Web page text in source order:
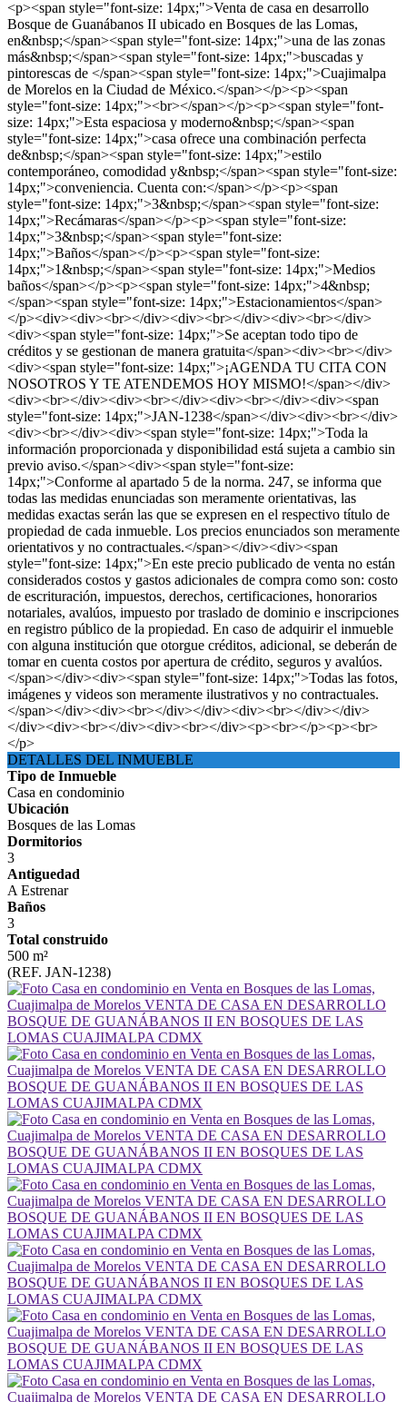
<p><span style="font-size: 14px;">Venta de casa en desarrollo
Bosque de Guanábanos II ubicado en Bosques de las Lomas,
en&nbsp;</span><span style="font-size: 14px;">una de las zonas
más&nbsp;</span><span style="font-size: 14px;">buscadas y
pintorescas de </span><span style="font-size: 14px;">Cuajimalpa
de Morelos en la Ciudad de México.</span></p><p><span
style="font-size: 14px;"><br></span></p><p><span style="font-
size: 14px;">Esta espaciosa y moderno&nbsp;</span><span
style="font-size: 14px;">casa ofrece una combinación perfecta
de&nbsp;</span><span style="font-size: 14px;">estilo
contemporáneo, comodidad y&nbsp;</span><span style="font-size:
14px;">conveniencia. Cuenta con:</span></p><p><span
style="font-size: 14px;">3&nbsp;</span><span style="font-size:
14px;">Recámaras</span></p><p><span style="font-size:
14px;">3&nbsp;</span><span style="font-size:
14px;">Baños</span></p><p><span style="font-size:
14px;">1&nbsp;</span><span style="font-size: 14px;">Medios
baños</span></p><p><span style="font-size: 14px;">4&nbsp;
</span><span style="font-size: 14px;">Estacionamientos</span>
</p><div><div><br></div><div><br></div><div><br></div>
<div><span style="font-size: 14px;">Se aceptan todo tipo de
créditos y se gestionan de manera gratuita</span><div><br></div>
<div><span style="font-size: 14px;">¡AGENDA TU CITA CON
NOSOTROS Y TE ATENDEMOS HOY MISMO!</span></div>
<div><br></div><div><br></div><div><br></div><div><span
style="font-size: 14px;">JAN-1238</span></div><div><br></div>
<div><br></div><div><span style="font-size: 14px;">Toda la
información proporcionada y disponibilidad está sujeta a cambio sin
previo aviso.</span><div><span style="font-size:
14px;">Conforme al apartado 5 de la norma. 247, se informa que
todas las medidas enunciadas son meramente orientativas, las
medidas exactas serán las que se expresen en el respectivo título de
propiedad de cada inmueble. Los precios enunciados son meramente
orientativos y no contractuales.</span></div><div><span
style="font-size: 14px;">En este precio publicado de venta no están
considerados costos y gastos adicionales de compra como son: costo
de escrituración, impuestos, derechos, certificaciones, honorarios
notariales, avalúos, impuesto por traslado de dominio e inscripciones
en registro público de la propiedad. En caso de adquirir el inmueble
con alguna institución que otorgue créditos, adicional, se deberán de
tomar en cuenta costos por apertura de crédito, seguros y avalúos.
</span></div><div><span style="font-size: 14px;">Todas las fotos,
imágenes y videos son meramente ilustrativos y no contractuales.
</span></div><div><br></div></div><div><br></div></div>
</div><div><br></div><div><br></div><p><br></p><p><br>
</p>
DETALLES DEL INMUEBLE
Tipo de Inmueble
Casa en condominio
Ubicación
Bosques de las Lomas
Dormitorios
3
Antiguedad
A Estrenar
Baños
3
Total construido
500 m²
(REF. JAN-1238)